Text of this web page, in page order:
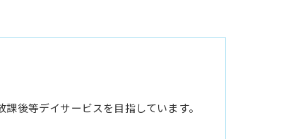
後等デイサービスを目指しています。